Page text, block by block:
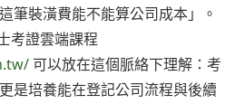
筆裝潢費能不能算公司成本」。
考證雲端課程
可以放在這個脈絡下理解：考
是培養能在登記公司流程與後續